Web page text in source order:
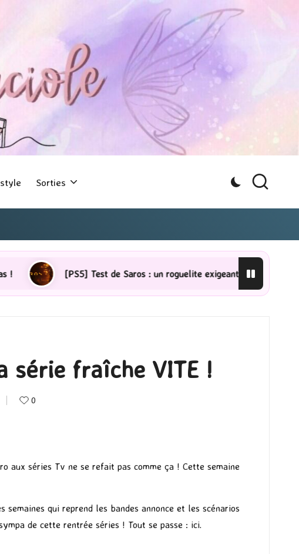
Sorties
Test de Saros : un roguelite exigeant qui ne laisse pas indifférent
série fraîche VITE !
0
aux séries Tv ne se refait pas comme ça ! Cette semaine
qui reprend les bandes annonce et les scénarios
de cette rentrée séries ! Tout se passe : ici.